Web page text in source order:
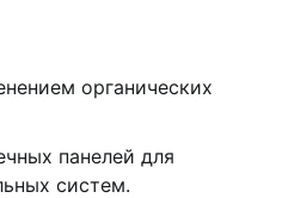
органических
панелей для
систем.